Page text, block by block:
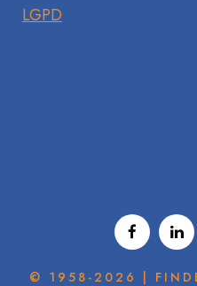
LGPD
© 1958-2026 |